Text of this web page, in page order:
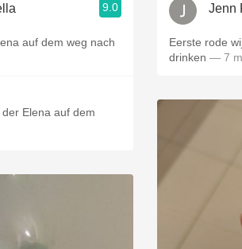
9.0
auf dem weg nach
Elena auf dem
Jenn
Eerste rode
drinken — 7